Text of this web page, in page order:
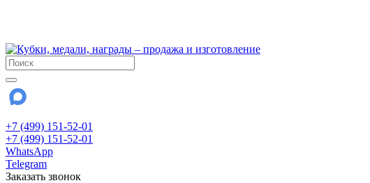
+7 (499) 151-52-01
+7 (499) 151-52-01
WhatsApp
Telegram
Заказать звонок